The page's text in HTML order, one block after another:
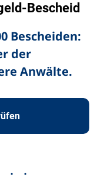
Bescheid
Bescheiden:
der
Anwälte.